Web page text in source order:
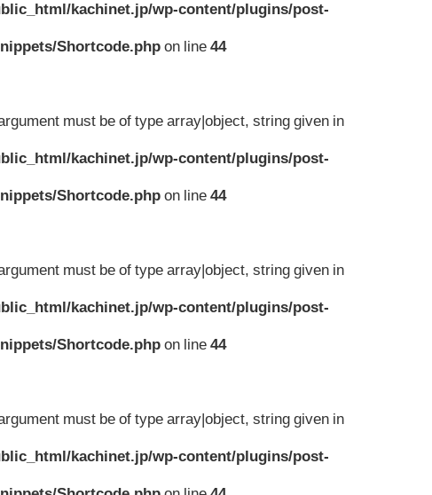
kachinet.jp/wp-content/plugins/post-
Shortcode.php on line44
must be of type array|object, string given in
kachinet.jp/wp-content/plugins/post-
Shortcode.php on line44
must be of type array|object, string given in
kachinet.jp/wp-content/plugins/post-
Shortcode.php on line44
must be of type array|object, string given in
kachinet.jp/wp-content/plugins/post-